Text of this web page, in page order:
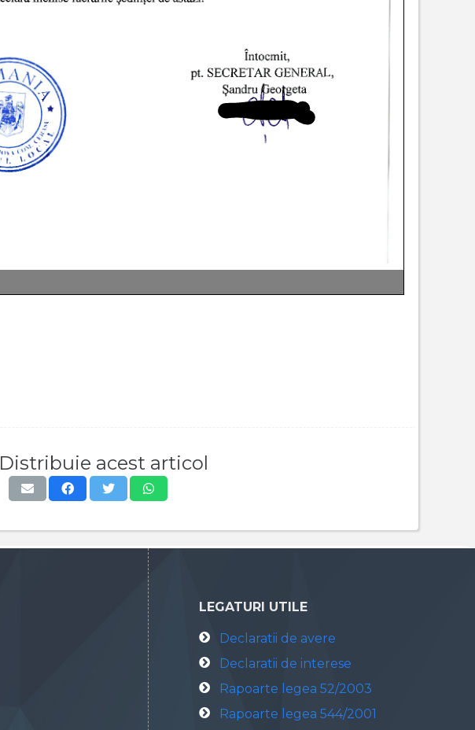
Distribuie acest articol
LEGATURI UTILE
Declaratii de avere
Declaratii de interese
Rapoarte legea 52/2003
Rapoarte legea 544/2001